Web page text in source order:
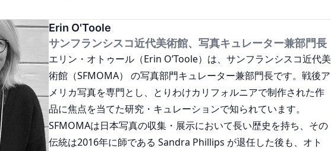
Cohen、Yasuhiro Ishimoto、Wang Bing など）。さらに、LE
BAL は、青少年、学生、教師、アーティストを対象としたビジュ
アル・リテラシー教育プログラムやオンライン・プラットフォー
ムでも高い評価を受けています。 ダイアンはこれまでに30冊以上
の書籍を企画・編集しており、その中には 『Lewis Baltz:
Common Objects』、『Provoke: Between Protest and
Performance』、『Ishimoto: Lines and Bodies』、『Yukichi
Watabe: A Criminal Investigation』 などがあります。 2026年に
Erin O'Toole
サンフランシスコ近代美術館、写真キュレーター兼部門長
エリン・オトゥール（Erin O’Toole）は、サンフランシスコ近代美
術館（SFMOMA） の写真部門キュレーター兼部門長です。戦後ア
メリカ写真を専門とし、とりわけカリフォルニアで制作された作
品に焦点を当てた研究・キュレーションで知られています。
SFMOMAは日本写真の収集・展示において長い歴史を持ち、その
伝統は2016年に師である Sandra Phillips が退任した後も、オト